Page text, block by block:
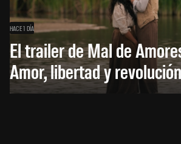
HACE 1 DÍA
El trailer de Mal de
Amor, libertad y revolución